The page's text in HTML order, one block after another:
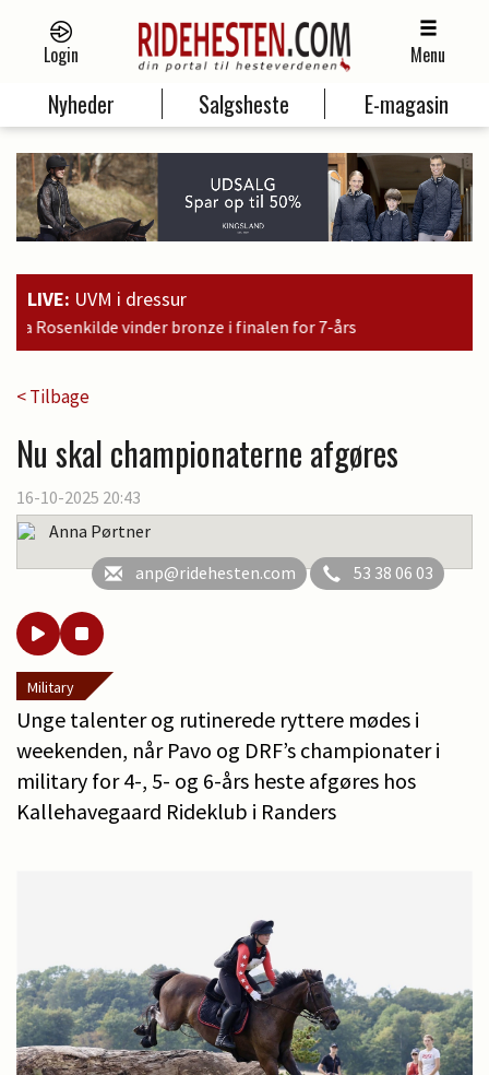
Login Menu
Nyheder Salgsheste E-magasin
LIVE: UVM i dressur
for 7-års
< Tilbage
Nu skal championaterne afgøres
16-10-2025 20:43
Anna Pørtner
anp@ridehesten.com
53 38 06 03
Military
Unge talenter og rutinerede ryttere mødes i
weekenden, når Pavo og DRF’s championater i
military for 4-, 5- og 6-års heste afgøres hos
Kallehavegaard Rideklub i Randers